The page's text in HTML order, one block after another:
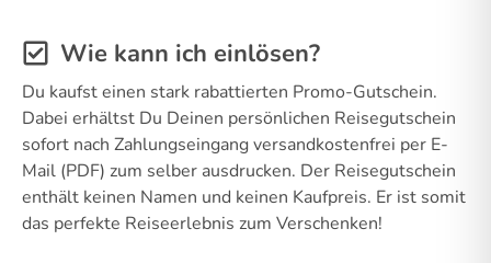
Wie kann ich einlösen?
Du kaufst einen stark rabattierten Promo-Gutschein.
Dabei erhältst Du Deinen persönlichen Reisegutschein
sofort nach Zahlungseingang versandkostenfrei per E-
Mail (PDF) zum selber ausdrucken. Der Reisegutschein
enthält keinen Namen und keinen Kaufpreis. Er ist somit
das perfekte Reiseerlebnis zum Verschenken!